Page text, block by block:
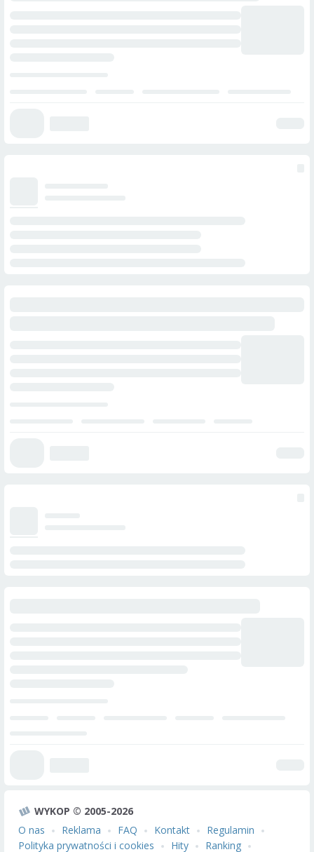
WYKOP © 2005-2026
O nas
Reklama FAQ Kontakt
Regulamin
Polityka prywatności i cookies
Hity Ranking